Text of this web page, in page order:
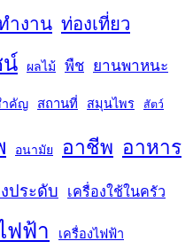
ำงาน ท่องเที่ยว
ผลไม้ พืช ยานพาหนะ
คัญ สถานที่ สมุนไพร สัตว์
อนามัย อาชีพ อาหาร
ประดับ เครื่องใช้ในครัว
ฟฟ้า เครื่องไฟฟ้า